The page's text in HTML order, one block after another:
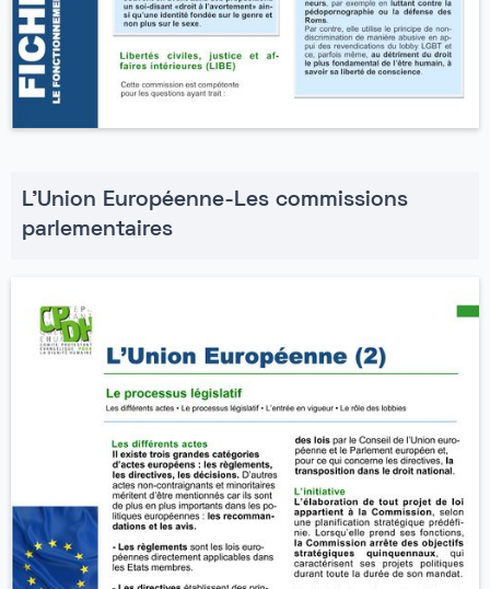
L'Union Européenne-Les commissions
parlementaires